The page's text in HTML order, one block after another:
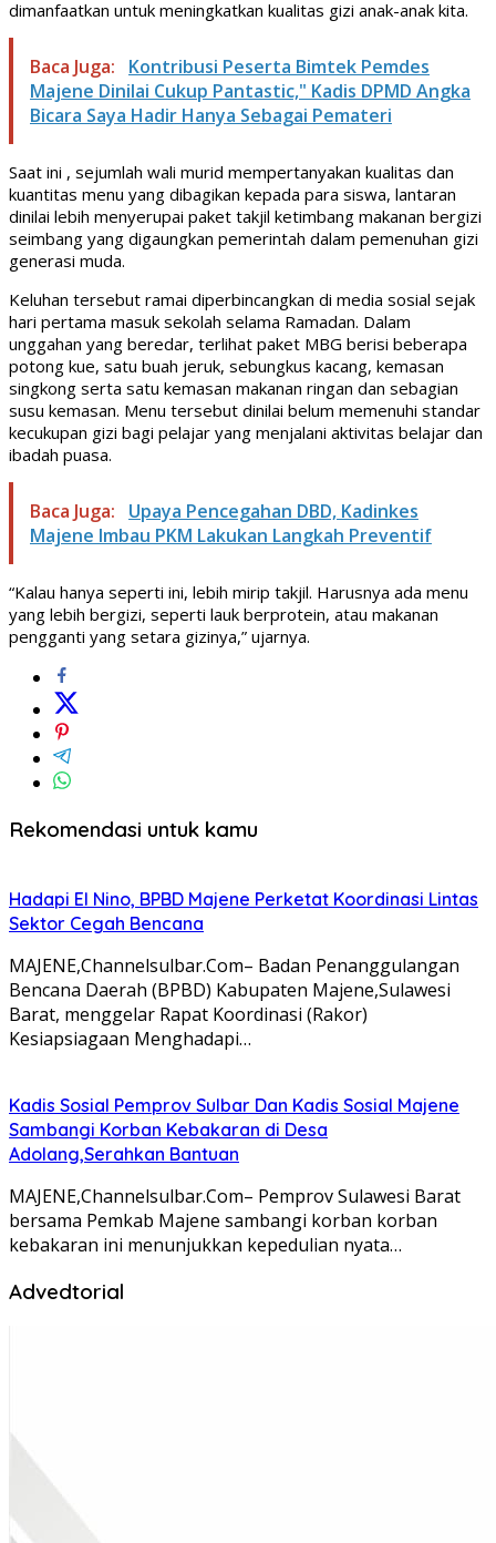
dimanfaatkan untuk meningkatkan kualitas gizi anak-anak kita.
Baca Juga:
Kontribusi Peserta Bimtek Pemdes
Majene Dinilai Cukup Pantastic," Kadis DPMD Angka
Bicara Saya Hadir Hanya Sebagai Pemateri
Saat ini , sejumlah wali murid mempertanyakan kualitas dan
kuantitas menu yang dibagikan kepada para siswa, lantaran
dinilai lebih menyerupai paket takjil ketimbang makanan bergizi
seimbang yang digaungkan pemerintah dalam pemenuhan gizi
generasi muda.
Keluhan tersebut ramai diperbincangkan di media sosial sejak
hari pertama masuk sekolah selama Ramadan. Dalam
unggahan yang beredar, terlihat paket MBG berisi beberapa
potong kue, satu buah jeruk, sebungkus kacang, kemasan
singkong serta satu kemasan makanan ringan dan sebagian
susu kemasan. Menu tersebut dinilai belum memenuhi standar
kecukupan gizi bagi pelajar yang menjalani aktivitas belajar dan
ibadah puasa.
Baca Juga:
Upaya Pencegahan DBD, Kadinkes
Majene Imbau PKM Lakukan Langkah Preventif
“Kalau hanya seperti ini, lebih mirip takjil. Harusnya ada menu
yang lebih bergizi, seperti lauk berprotein, atau makanan
pengganti yang setara gizinya,” ujarnya.
Rekomendasi untuk kamu
Hadapi El Nino, BPBD Majene Perketat Koordinasi Lintas
Sektor Cegah Bencana
MAJENE,Channelsulbar.Com– Badan Penanggulangan
Bencana Daerah (BPBD) Kabupaten Majene,Sulawesi
Barat, menggelar Rapat Koordinasi (Rakor)
Kesiapsiagaan Menghadapi…
Kadis Sosial Pemprov Sulbar Dan Kadis Sosial Majene
Sambangi Korban Kebakaran di Desa
Adolang,Serahkan Bantuan
MAJENE,Channelsulbar.Com– Pemprov Sulawesi Barat
bersama Pemkab Majene sambangi korban korban
kebakaran ini menunjukkan kepedulian nyata…
Advedtorial